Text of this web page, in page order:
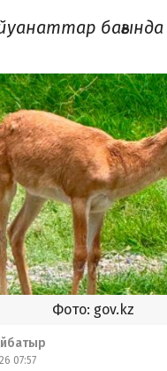
бағында
Фото: gov.kz
07:57